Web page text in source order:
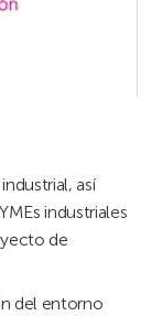
así
industriales
de
del entorno